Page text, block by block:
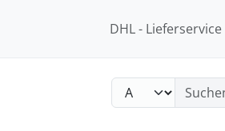
DHL - Lieferservice